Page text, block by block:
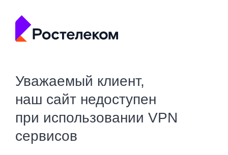
Уважаемый клиент,
наш сайт недоступен
при использовании VPN
сервисов